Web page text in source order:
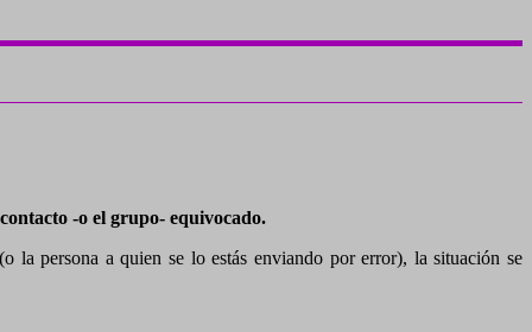
-o el grupo- equivocado.
la persona a quien se lo estás enviando por error), la situación se